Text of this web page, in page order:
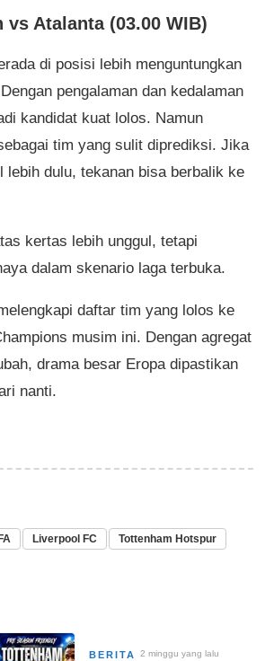
vs Atalanta (03.00 WIB)
di posisi lebih menguntungkan
pengalaman dan kedalaman
kandidat kuat lolos. Namun
tim yang sulit diprediksi. Jika
lebih dulu, tekanan bisa berbalik ke
kertas lebih unggul, tetapi
dalam skenario laga terbuka.
daftar tim yang lolos ke
musim ini. Dengan agregat
drama besar Eropa dipastikan
nanti.
Liverpool FC Tottenham Hotspur
BERITA 2 minggu yang lalu